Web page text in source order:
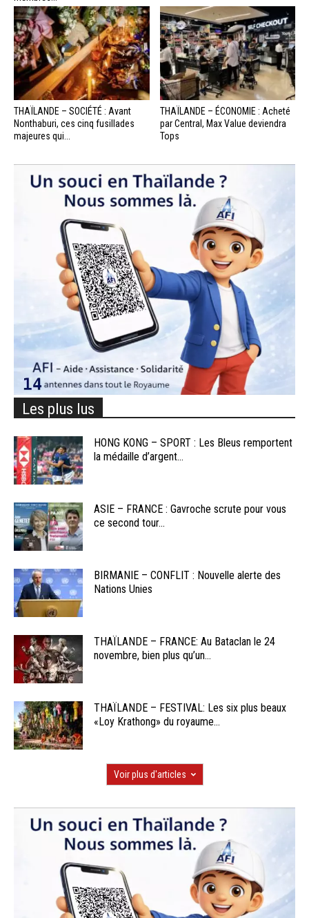
THAÏLANDE – SOCIÉTÉ : Avant
Nonthaburi, ces cinq fusillades
majeures qui...
THAÏLANDE – ÉCONOMIE : Acheté
par Central, Max Value deviendra
Tops
Les plus lus
HONG KONG – SPORT : Les Bleus remportent
la médaille d’argent...
ASIE – FRANCE : Gavroche scrute pour vous
ce second tour...
BIRMANIE – CONFLIT : Nouvelle alerte des
Nations Unies
THAÏLANDE – FRANCE: Au Bataclan le 24
novembre, bien plus qu’un...
THAÏLANDE – FESTIVAL: Les six plus beaux
«Loy Krathong» du royaume...
Voir plus d'articles